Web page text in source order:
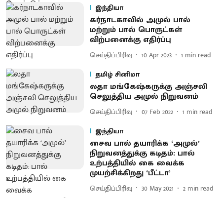
இந்தியா
கர்நாடகாவில் அமுல் பால்
மற்றும் பால் பொருட்கள்
விற்பனைக்கு எதிர்ப்பு
செய்திப்பிரிவு 10 Apr 2023 1 min read
தமிழ் சினிமா
லதா மங்கேஷ்கருக்கு அஞ்சலி
செலுத்திய அமுல் நிறுவனம்
செய்திப்பிரிவு 07 Feb 2022 1 min read
இந்தியா
சைவ பால் தயாரிக்க ‘அமுல்’
நிறுவனத்துக்கு கடிதம்: பால்
உற்பத்தியில் கை வைக்க
முயற்சிக்கிறது ‘பீட்டா’
செய்திப்பிரிவு 30 May 2021 2 min read